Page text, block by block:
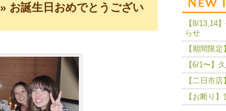
» お誕生日おめでとうござい
【8/13,14
らせ
【期間限
【6/1〜】
【二日市
【お断り